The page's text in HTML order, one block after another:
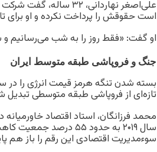
علی‌اصغر نهاردانی،
است حقوقش را پرداخت نکرده و او
او گفت: «فقط روز را به شب می‌رسانیم
جنگ و فروپاشی طبقه متوسط ایران
بسته شدن تنگه هرمز قیمت انرژی را در
تازه‌ای از فروپاشی طبقه متوسطی تبدیل
محمد فرزانگان، استاد اقتصاد
سال ۲۰۱۹ به حدود ۵۵
سوءمدیریت اقتصادی این رقم را باز هم